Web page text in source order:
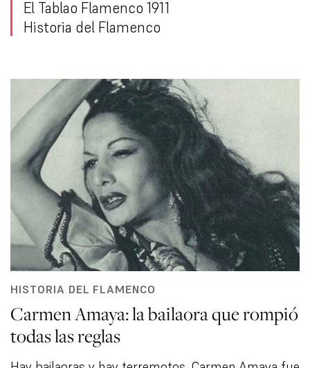
El Tablao Flamenco 1911
Historia del Flamenco
HISTORIA DEL FLAMENCO
Carmen Amaya: la bailaora que rompió
todas las reglas